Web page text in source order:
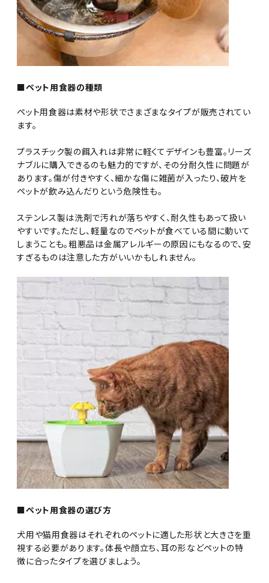
■ペット用食器の種類
ペット用食器は素材や形状でさまざまなタイプが販売されてい
ます。
プラスチック製の餌入れは非常に軽くてデザインも豊富。リーズ
ナブルに購入できるのも魅力的ですが、その分耐久性に問題が
あります。傷が付きやすく、細かな傷に雑菌が入ったり、破片を
ペットが飲み込んだりという危険性も。
ステンレス製は洗剤で汚れが落ちやすく、耐久性もあって扱い
やすいです。ただし、軽量なのでペットが食べている間に動いて
しまうことも。粗悪品は金属アレルギーの原因にもなるので、安
すぎるものは注意した方がいいかもしれません。
■ペット用食器の選び方
犬用や猫用食器はそれぞれのペットに適した形状と大きさを重
視する必要があります。体長や顔立ち、耳の形などペットの特
徴に合ったタイプを選びましょう。